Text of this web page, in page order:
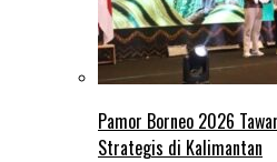
Pamor Borneo 2026
Strategis di Kalimantan